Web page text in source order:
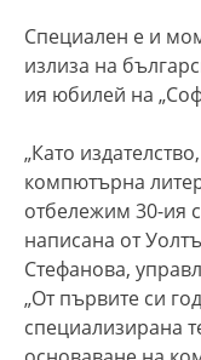
Специален е и
излиза на
ия юбилей на
„Като
компютърна
отбележим 30-ия
написана от
Стефанова,
„От първите си
специализирана